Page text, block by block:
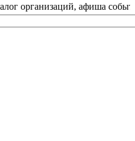
афиша событий и